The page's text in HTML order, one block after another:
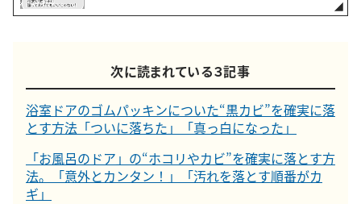
次に読まれている３記事
浴室ドアのゴムパッキンについた“黒カビ”を確実に落
とす方法「ついに落ちた」「真っ白になった」
「お風呂のドア」の“ホコリやカビ”を確実に落とす方
法。「意外とカンタン！」「汚れを落とす順番がカ
ギ」